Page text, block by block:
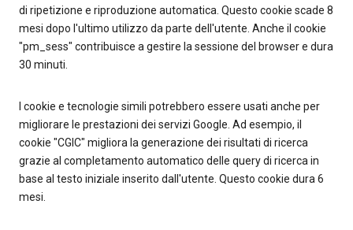
di ripetizione e riproduzione automatica. Questo cookie scade 8
mesi dopo l'ultimo utilizzo da parte dell'utente. Anche il cookie
"pm_sess" contribuisce a gestire la sessione del browser e dura
30 minuti.
I cookie e tecnologie simili potrebbero essere usati anche per
migliorare le prestazioni dei servizi Google. Ad esempio, il
cookie "CGIC" migliora la generazione dei risultati di ricerca
grazie al completamento automatico delle query di ricerca in
base al testo iniziale inserito dall'utente. Questo cookie dura 6
mesi.